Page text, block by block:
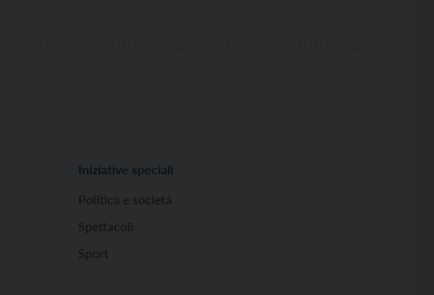
Iniziative speciali
Politica e società
Spettacoli
Sport